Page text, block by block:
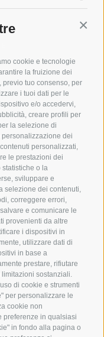
cookie e tecnologie
la fruizione dei
tuo consenso, per
i tuoi dati per le
e/o accedervi,
creare profili per
la selezione di
dei
personalizzati,
le prestazioni dei
o la
sviluppare e
selezione dei contenuti,
correggere errori,
e comunicare le
provenienti da altre
i dispositivi in
utilizzare dati di
in base a
prestare, rifiutare
sostanziali.
di cookie e strumenti
per personalizzare le
cookie non
preferenze in qualsiasi
in fondo alla pagina o
Bonifico
Bancario